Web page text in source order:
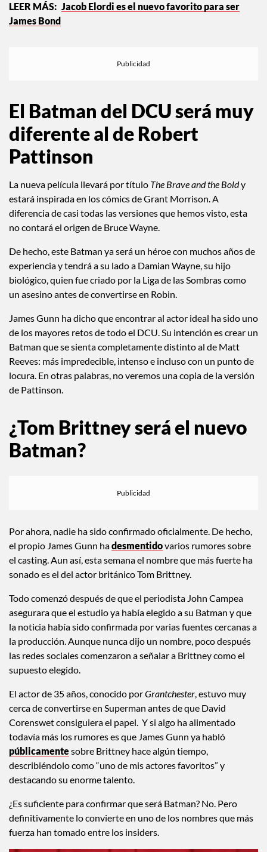
Jacob Elordi es el nuevo favorito para ser
James Bond
El Batman del DCU será muy
diferente al de Robert
Pattinson
La nueva película llevará por título The Brave and the Boldy
estará inspirada en los cómics de Grant Morrison. A
diferencia de casi todas las versiones que hemos visto, esta
no contará el origen de Bruce Wayne.
De hecho, este Batman ya será un héroe con muchos años de
experiencia y tendrá a su lado a Damian Wayne, su hijo
biológico, quien fue criado por la Liga de las Sombras como
un asesino antes de convertirse en Robin.
James Gunn ha dicho que encontrar al actor ideal ha sido uno
de los mayores retos de todo el DCU. Su intención es crear un
Batman que se sienta completamente distinto al de Matt
Reeves: más impredecible, intenso e incluso con un punto de
locura. En otras palabras, no veremos una copia de la versión
de Pattinson.
¿Tom Brittney será el nuevo
Batman?
Por ahora, nadie ha sido confirmado oficialmente. De hecho,
el propio James Gunn hadesmentidovarios rumores sobre
el casting. Aun así, esta semana el nombre que más fuerte ha
sonado es el del actor británico Tom Brittney.
Todo comenzó después de que el periodista John Campea
asegurara que el estudio ya había elegido a su Batman y que
la noticia había sido confirmada por varias fuentes cercanas a
la producción. Aunque nunca dijo un nombre, poco después
las redes sociales comenzaron a señalar a Brittney como el
supuesto elegido.
El actor de 35 años, conocido porGrantchester, estuvo muy
cerca de convertirse en Superman antes de que David
Corenswet consiguiera el papel. Y si algo ha alimentado
todavía más los rumores es que James Gunn ya habló
públicamentesobre Brittney hace algún tiempo,
describiéndolo como “uno de mis actores favoritos” y
destacando su enorme talento.
¿Es suficiente para confirmar que será Batman? No. Pero
definitivamente lo convierte en uno de los nombres que más
fuerza han tomado entre los insiders.